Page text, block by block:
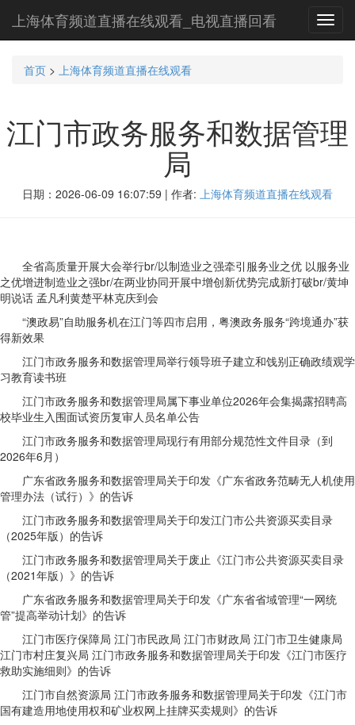
上海体育频道直播在线观看_电视直播回看
首页 > 上海体育频道直播在线观看
江门市政务服务和数据管理
局
日期：2026-06-09 16:07:59 | 作者: 上海体育频道直播在线观看
全省高质量开展大会举行br/以制造业之强牵引服务业之优 以服务业
之优增进制造业之强br/在两业协同开展中增创新优势完成新打破br/黄坤
明说话 孟凡利黄楚平林克庆到会
“澳政易”自助服务机在江门等四市启用，粤澳政务服务“跨境通办”获
得新效果
江门市政务服务和数据管理局举行领导班子建立和饯别正确政绩观学
习教育读书班
江门市政务服务和数据管理局属下事业单位2026年会集揭露招聘高
校毕业生入围面试资历复审人员名单公告
江门市政务服务和数据管理局现行有用部分规范性文件目录（到
2026年6月）
广东省政务服务和数据管理局关于印发《广东省政务范畴无人机使用
管理办法（试行）》的告诉
江门市政务服务和数据管理局关于印发江门市公共资源买卖目录
（2025年版）的告诉
江门市政务服务和数据管理局关于废止《江门市公共资源买卖目录
（2021年版）》的告诉
广东省政务服务和数据管理局关于印发《广东省省域管理“一网统
管”提高举动计划》的告诉
江门市医疗保障局 江门市民政局 江门市财政局 江门市卫生健康局
江门市村庄复兴局 江门市政务服务和数据管理局关于印发《江门市医疗
救助实施细则》的告诉
江门市自然资源局 江门市政务服务和数据管理局关于印发《江门市
国有建造用地使用权和矿业权网上挂牌买卖规则》的告诉